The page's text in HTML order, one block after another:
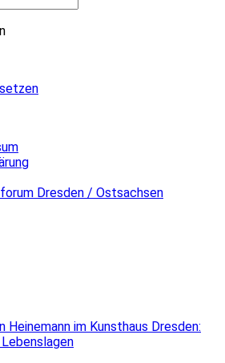
Dresden / Ostsachsen
Heinemann im Kunsthaus Dresden: